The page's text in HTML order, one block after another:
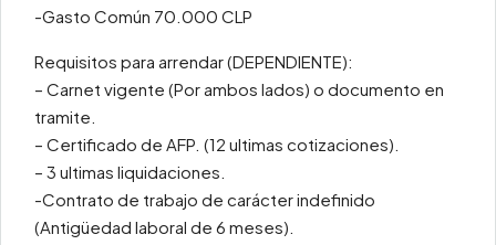
-Gasto Común 70.000 CLP
Requisitos para arrendar (DEPENDIENTE):
– Carnet vigente (Por ambos lados) o documento en
tramite.
– Certificado de AFP. (12 ultimas cotizaciones).
– 3 ultimas liquidaciones.
-Contrato de trabajo de carácter indefinido
(Antigüedad laboral de 6 meses).